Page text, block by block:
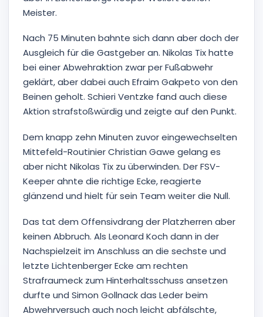
Meister.
Nach 75 Minuten bahnte sich dann aber doch der
Ausgleich für die Gastgeber an. Nikolas Tix hatte
bei einer Abwehraktion zwar per Fußabwehr
geklärt, aber dabei auch Efraim Gakpeto von den
Beinen geholt. Schieri Ventzke fand auch diese
Aktion strafstoßwürdig und zeigte auf den Punkt.
Dem knapp zehn Minuten zuvor eingewechselten
Mittefeld-Routinier Christian Gawe gelang es
aber nicht Nikolas Tix zu überwinden. Der FSV-
Keeper ahnte die richtige Ecke, reagierte
glänzend und hielt für sein Team weiter die Null.
Das tat dem Offensivdrang der Platzherren aber
keinen Abbruch. Als Leonard Koch dann in der
Nachspielzeit im Anschluss an die sechste und
letzte Lichtenberger Ecke am rechten
Strafraumeck zum Hinterhaltsschuss ansetzen
durfte und Simon Gollnack das Leder beim
Abwehrversuch auch noch leicht abfälschte,